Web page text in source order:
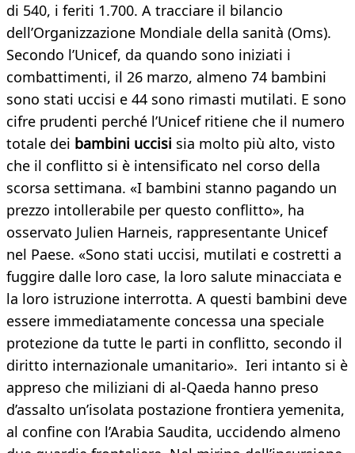
di 540, i feriti 1.700. A tracciare il bilancio
dell’Organizzazione Mondiale della sanità (Oms).
Secondo l’Unicef, da quando sono iniziati i
combattimenti, il 26 marzo, almeno 74 bambini
sono stati uccisi e 44 sono rimasti mutilati. E sono
cifre prudenti perché l’Unicef ritiene che il numero
totale dei bambini uccisi sia molto più alto, visto
che il conflitto si è intensificato nel corso della
scorsa settimana. «I bambini stanno pagando un
prezzo intollerabile per questo conflitto», ha
osservato Julien Harneis, rappresentante Unicef
nel Paese. «Sono stati uccisi, mutilati e costretti a
fuggire dalle loro case, la loro salute minacciata e
la loro istruzione interrotta. A questi bambini deve
essere immediatamente concessa una speciale
protezione da tutte le parti in conflitto, secondo il
diritto internazionale umanitario». Ieri intanto si è
appreso che miliziani di al-Qaeda hanno preso
d’assalto un’isolata postazione frontiera yemenita,
al confine con l’Arabia Saudita, uccidendo almeno